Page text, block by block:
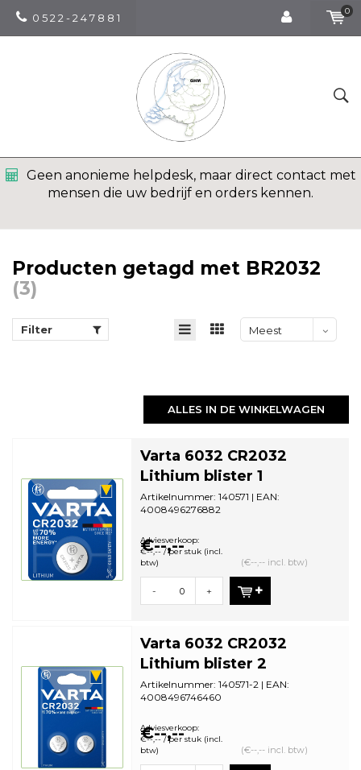
0 5 2 2 - 2 4 7 8 8 1
0
Geen anonieme helpdesk, maar direct contact met
mensen die uw bedrijf en orders kennen.
Producten getagd met BR2032
(3)
Filter
Meest
ALLES IN DE WINKELWAGEN
Varta 6032 CR2032
Lithium blister 1
Artikelnummer: 140571 | EAN:
4008496276882
bestelhoeveelheid: 10
€--,--
Adviesverkoop:
€--,-- / per stuk (incl.
btw)
(€--,-- incl. btw)
- +
Varta 6032 CR2032
Lithium blister 2
Artikelnummer: 140571-2 | EAN:
4008496746460
bestelhoeveelheid: 10
€--,--
Adviesverkoop:
€--,-- / per stuk (incl.
btw)
(€--,-- incl. btw)